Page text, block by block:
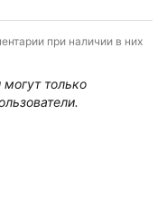
при наличии в них
только